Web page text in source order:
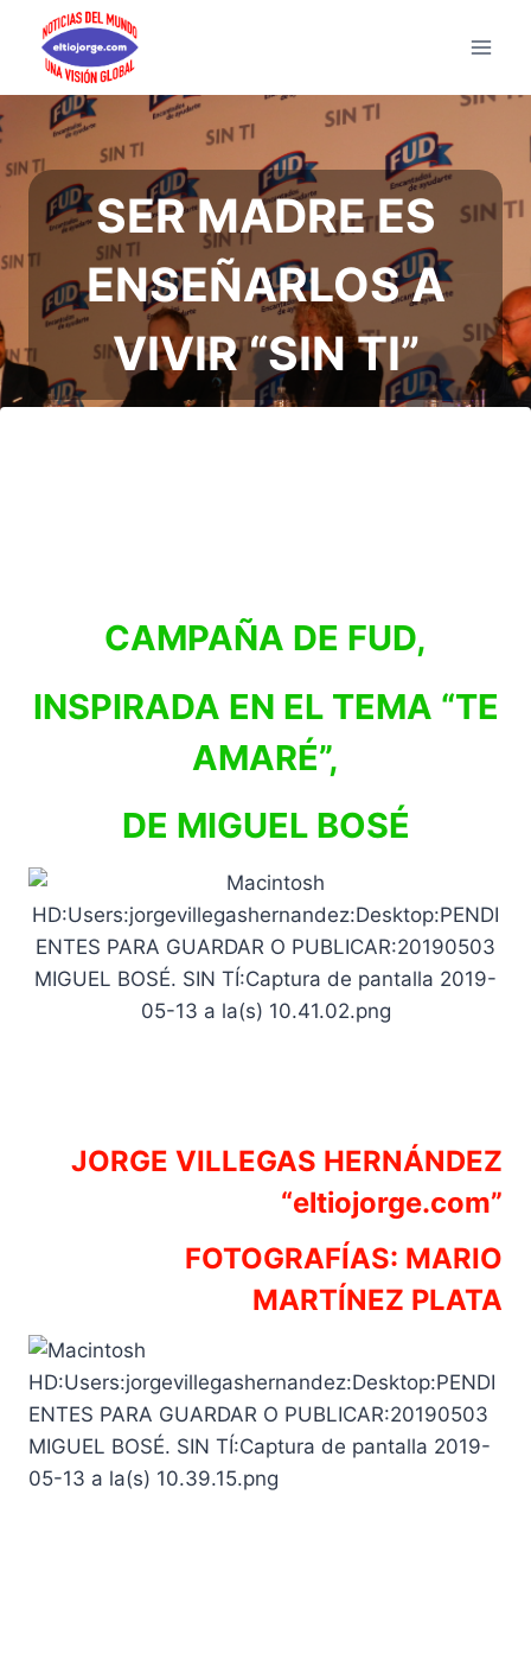
Saltar
contenido
SER MADRE ES
ENSEÑARLOS A
VIVIR “SIN TI”
CAMPAÑA DE FUD,
INSPIRADA EN EL TEMA “TE
AMARÉ”,
DE MIGUEL BOSÉ
JORGE VILLEGAS HERNÁNDEZ
“eltiojorge.com”
FOTOGRAFÍAS: MARIO
MARTÍNEZ PLATA